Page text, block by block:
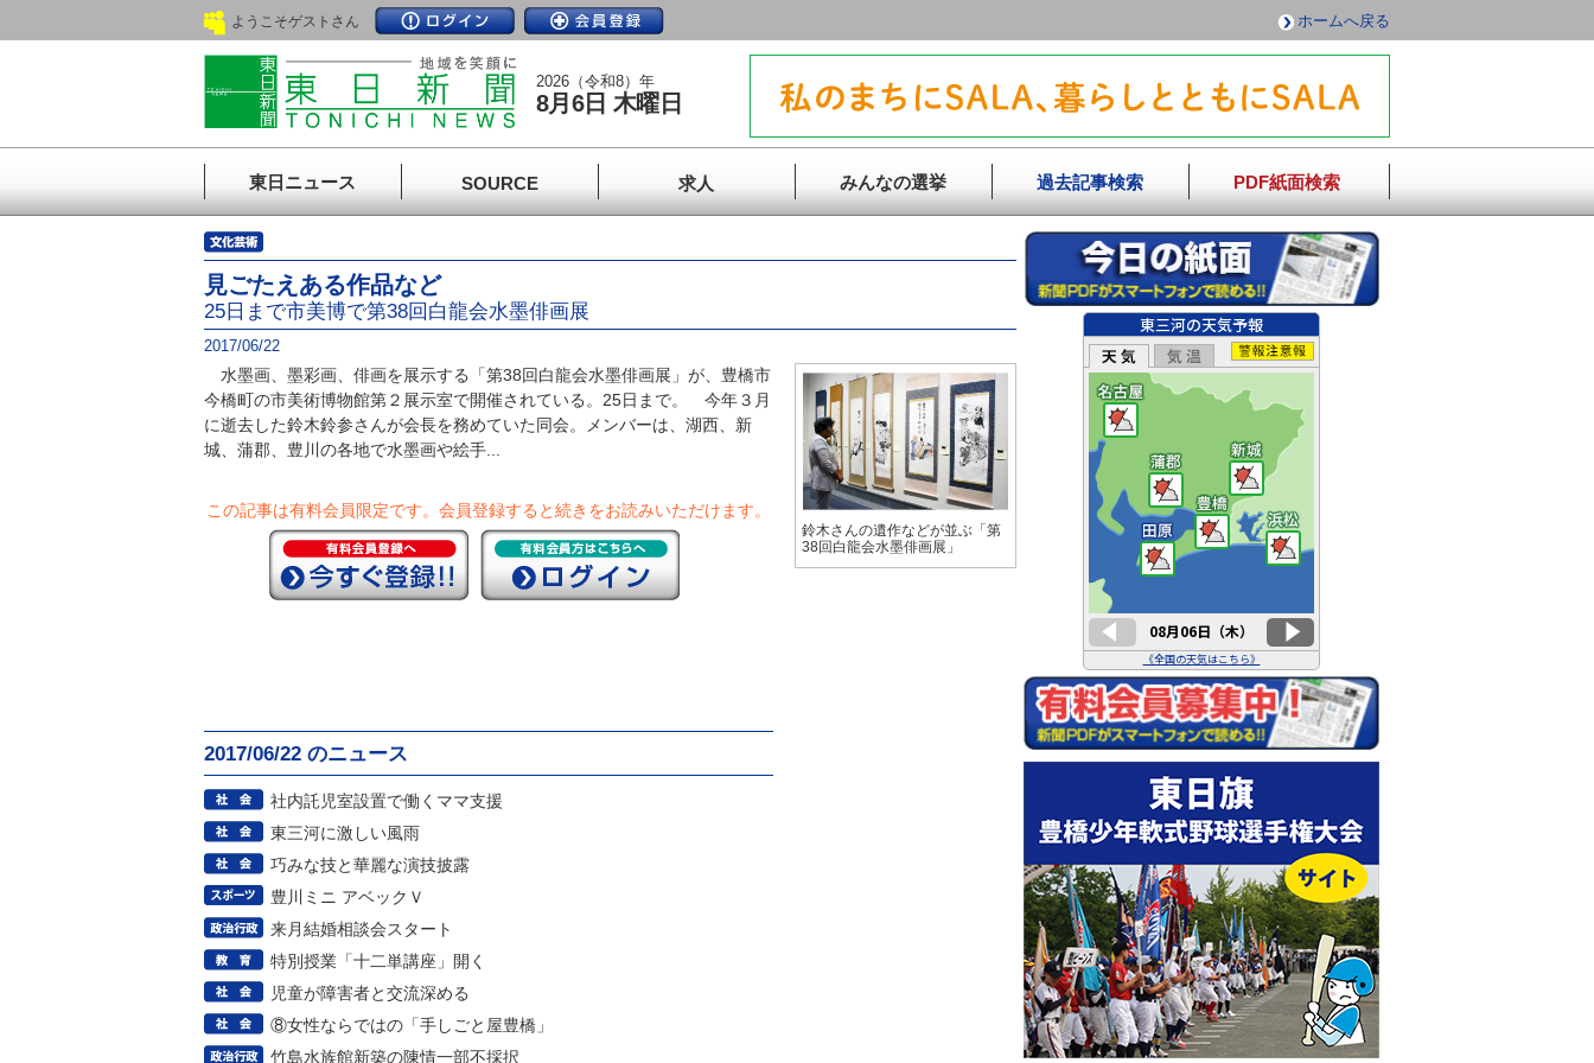
ようこそゲストさん ホームへ戻る
2026（令和8）年
8月6日 木曜日
東日ニュース SOURCE 求人 みんなの選挙 過去記事検索 PDF紙面検索
見ごたえある作品など
25日まで市美博で第38回白龍会水墨俳画展
2017/06/22
水墨画、墨彩画、俳画を展示する「第38回白龍会水墨俳画展」が、豊橋市
今橋町の市美術博物館第２展示室で開催されている。25日まで。 今年３月
に逝去した鈴木鈴参さんが会長を務めていた同会。メンバーは、湖西、新
城、蒲郡、豊川の各地で水墨画や絵手...
この記事は有料会員限定です。 会員登録すると続きをお読みいただけます。
2017/06/22 のニュース
社内託児室設置で働くママ支援
東三河に激しい風雨
巧みな技と華麗な演技披露
豊川ミニ アベックＶ
来月結婚相談会スタート
特別授業「十二単講座」開く
児童が障害者と交流深める
⑧女性ならではの「手しごと屋豊橋」
竹島水族館新築の陳情一部不採択
鈴木さんの遺作などが並ぶ「第
38回白龍会水墨俳画展」